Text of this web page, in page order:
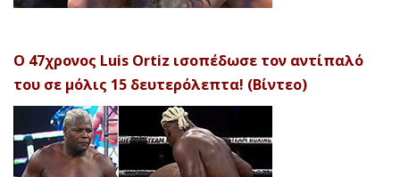
Ο 47χρονος Luis Ortiz ισοπέδωσε τον αντίπαλό
του σε μόλις 15 δευτερόλεπτα! (Βίντεο)